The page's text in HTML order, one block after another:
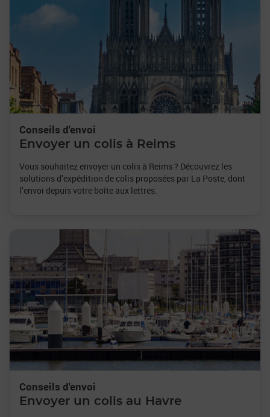
Conseils d'envoi
Envoyer un colis à Reims
Vous souhaitez envoyer un colis à Reims ? Découvrez les
solutions d’expédition de colis proposées par La Poste, dont
l’envoi depuis votre boîte aux lettres.
Conseils d'envoi
Envoyer un colis au Havre